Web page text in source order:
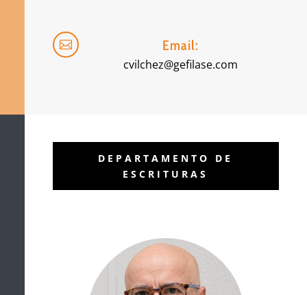
 Email:
cvilchez@gefilase.com
DEPARTAMENTO DE
ESCRITURAS